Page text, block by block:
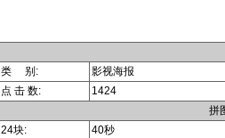
类 别:
影视海报
点 击 数:
1424
拼
24块:
40秒